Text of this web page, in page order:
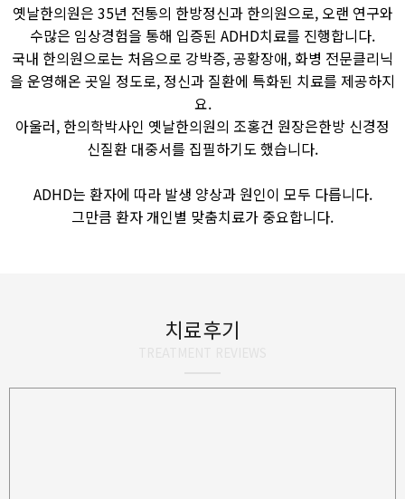
옛날한의원은 35년 전통의 한방정신과 한의원으로, 오랜 연구와
수많은 임상경험을 통해 입증된 ADHD치료를 진행합니다.
국내 한의원으로는 처음으로 강박증, 공황장애, 화병 전문클리닉
을 운영해온 곳일 정도로, 정신과 질환에 특화된 치료를 제공하지
요.
아울러, 한의학박사인 옛날한의원의 조홍건 원장은한방 신경정
신질환 대중서를 집필하기도 했습니다.
ADHD는 환자에 따라 발생 양상과 원인이 모두 다릅니다.
그만큼 환자 개인별 맞춤치료가 중요합니다.
치료후기